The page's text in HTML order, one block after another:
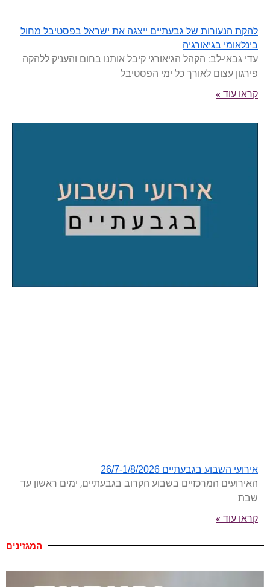
להקת הנעורות של גבעתיים ייצגה את ישראל בפסטיבל מחול
בינלאומי בגיאורגיה
עדי גבאי-לב: הקהל הגיאורגי קיבל אותנו בחום והעניק ללהקה
פירגון עצום לאורך כל ימי הפסטיבל
קראו עוד »
אירועי השבוע בגבעתיים 26/7-1/8/2026
האירועים המרכזיים בשבוע הקרוב בגבעתיים, ימים ראשון עד
שבת
קראו עוד »
המגזינים